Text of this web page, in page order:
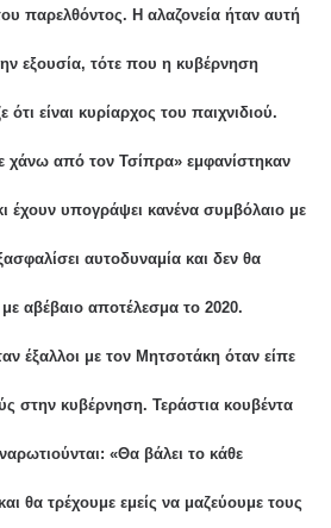
παρελθόντος. Η αλαζονεία ήταν αυτή
εξουσία, τότε που η κυβέρνηση
ότι είναι κυρίαρχος του παιχνιδιού.
χάνω από τον Τσίπρα» εμφανίστηκαν
έχουν υπογράψει κανένα συμβόλαιο με
αυτοδυναμία και δεν θα
αβέβαιο αποτέλεσμα το 2020.
έξαλλοι με τον Μητσοτάκη όταν είπε
στην κυβέρνηση. Τεράστια κουβέντα
«Θα βάλει το κάθε
θα τρέχουμε εμείς να μαζεύουμε τους